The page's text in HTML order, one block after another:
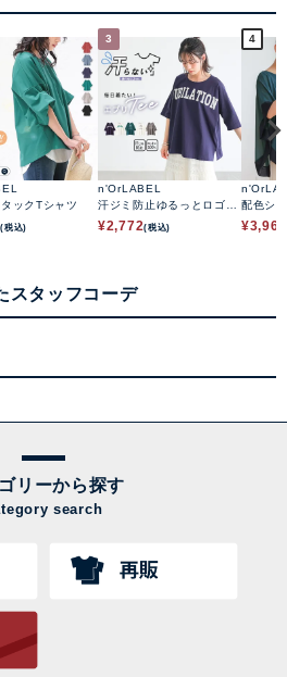
ックTシャツ
(税込)
3
n'OrLABEL
汗ジミ防止ゆるっとロゴT
シャツ
¥2,772(税込)
4
配色シ
ップス
¥3,960
スタッフコーデ
リーから探す
search